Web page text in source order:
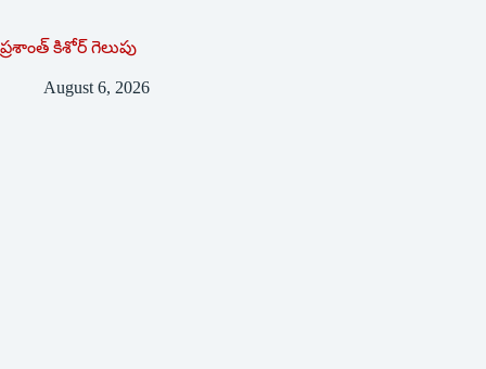
ప్రశాంత్‌ ‌కిశోర్‌ ‌గెలుపు
August 6, 2026